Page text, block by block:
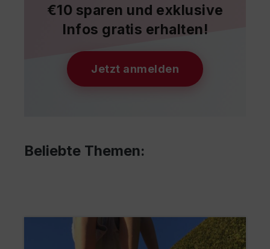
€10 sparen und exklusive
Infos gratis erhalten!
Jetzt anmelden
Beliebte Themen: